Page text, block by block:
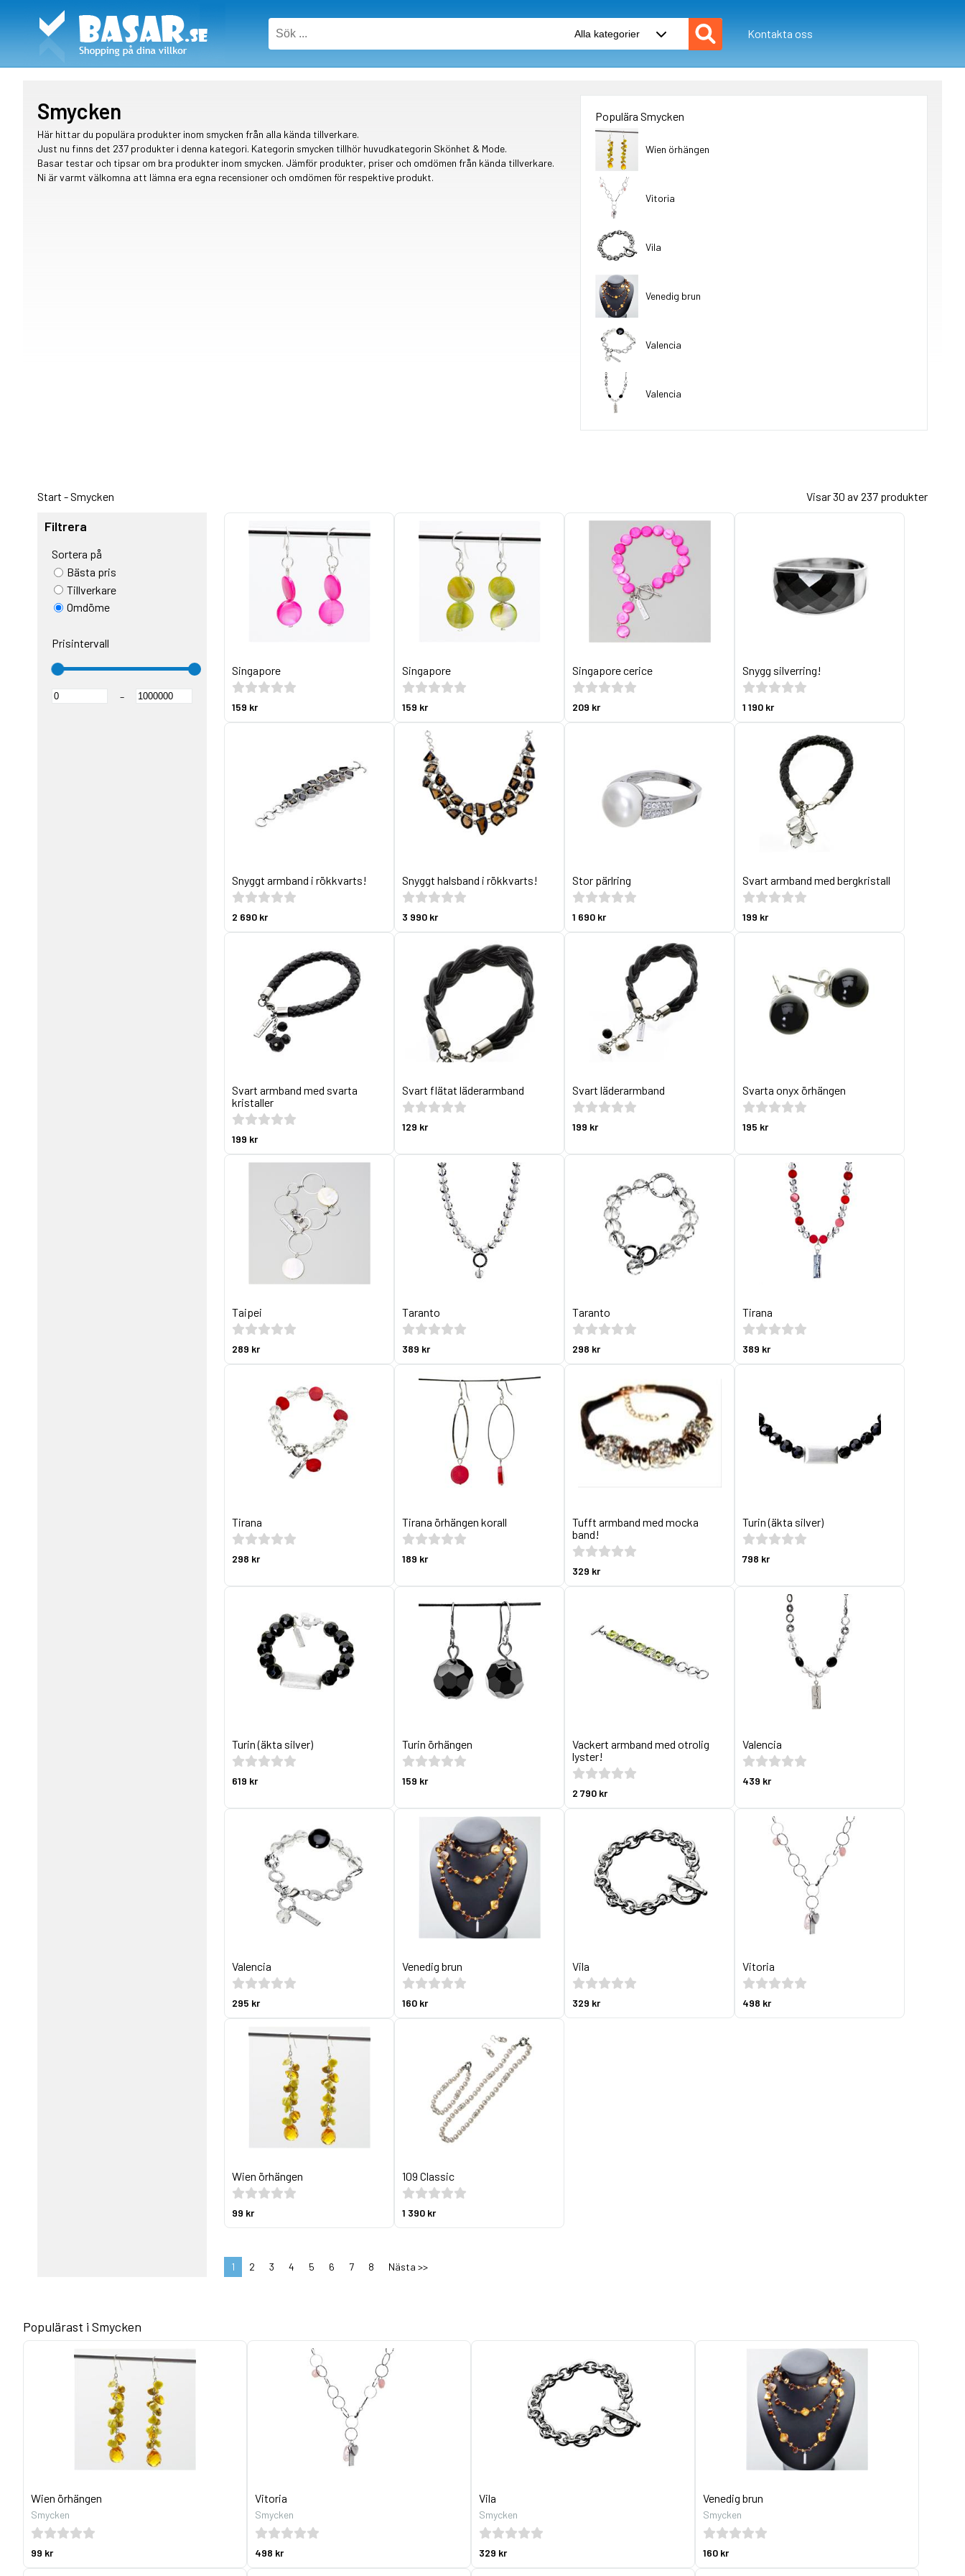
Kontakta oss
Smycken
Här hittar du populära produkter inom smycken från alla kända tillverkare.
Just nu finns det 237 produkter i denna kategori. Kategorin smycken tillhör huvudkategorin Skönhet & Mode.
Basar testar och tipsar om bra produkter inom smycken. Jämför produkter, priser och omdömen från kända tillverkare.
Ni är varmt välkomna att lämna era egna recensioner och omdömen för respektive produkt.
Populära Smycken
Wien örhängen
Vitoria
Vila
Venedig brun
Valencia
Valencia
Start -Smycken Visar 30 av 237 produkter
Filtrera
Sortera på
Bästa pris
Tillverkare
Omdöme
Prisintervall
–
Singapore
159 kr
Singapore
159 kr
Singapore cerice
209 kr
Snygg silverring!
1 190 kr
Snyggt armband i rökkvarts!
2 690 kr
Snyggt halsband i rökkvarts!
3 990 kr
Stor pärlring
1 690 kr
Svart armband med bergkristall
199 kr
Svart armband med svarta
kristaller
199 kr
Svart flätat läderarmband
129 kr
Svart läderarmband
199 kr
Svarta onyx örhängen
195 kr
Taipei
289 kr
Taranto
389 kr
Taranto
298 kr
Tirana
389 kr
Tirana
298 kr
Tirana örhängen korall
189 kr
Tufft armband med mocka
band!
329 kr
Turin (äkta silver)
798 kr
Turin (äkta silver)
619 kr
Turin örhängen
159 kr
Vackert armband med otrolig
lyster!
2 790 kr
Valencia
439 kr
Valencia
295 kr
Venedig brun
160 kr
Vila
329 kr
Vitoria
498 kr
Wien örhängen
99 kr
109 Classic
1 390 kr
1 2 3 4 5 6 7 8 Nästa >>
Populärast i Smycken
Wien örhängen
Smycken
99 kr
Vitoria
Smycken
498 kr
Vila
Smycken
329 kr
Venedig brun
Smycken
160 kr